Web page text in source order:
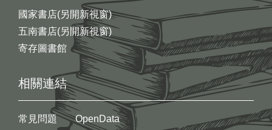
國家書店(另開新視窗)
五南書店(另開新視窗)
寄存圖書館
相關連結
常見問題
OpenData